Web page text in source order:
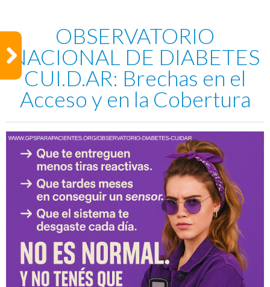
OBSERVATORIO
NACIONAL DE DIABETES
CUI.D.AR: Brechas en el
Acceso y en la Cobertura